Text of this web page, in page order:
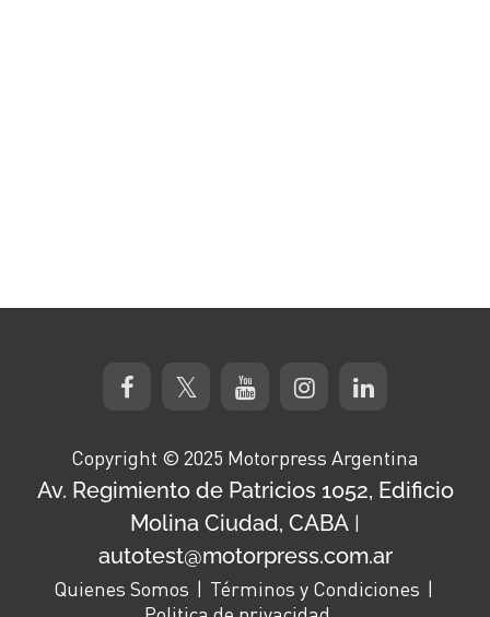
Copyright © 2025 Motorpress Argentina
Av. Regimiento de Patricios 1052, Edificio
Molina Ciudad, CABA |
autotest@motorpress.com.ar
Quienes Somos
Términos y Condiciones